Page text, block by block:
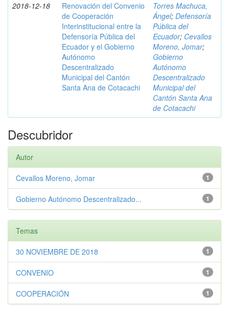
2018-12-18
Renovación del Convenio
de Cooperación
Interinstitucional entre la
Defensoría Pública del
Ecuador y el Gobierno
Autónomo
Descentralizado
Municipal del Cantón
Santa Ana de Cotacachi
Torres Machuca,
Ángel; Defensoría
Pública del
Ecuador; Cevallos
Moreno, Jomar;
Gobierno
Autónomo
Descentralizado
Municipal del
Cantón Santa Ana
de Cotacachi
Descubridor
Autor
1
Cevallos Moreno, Jomar
1
Gobierno Autónomo Descentralizado...
Temas
1
30 NOVIEMBRE DE 2018
1
CONVENIO
1
COOPERACIÓN